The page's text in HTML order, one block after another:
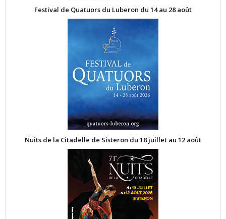
Festival de Quatuors du Luberon du 14 au 28 août
Nuits de la Citadelle de Sisteron du 18 juillet au 12 août